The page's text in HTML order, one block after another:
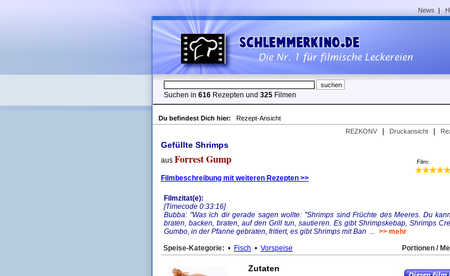
News |
Suchen in 616 Rezepten und 325 Filmen
Du befindest Dich hier:
Rezept-Ansicht
REZKONV
Druckansicht
Gefüllte Shrimps
aus Forrest Gump
Filmbeschreibung mit weiteren Rezepten >>
Film:
Filmzitat(e):
[Timecode 0:33:16]
Bubba: "Was ich dir gerade sagen wollte: "Shrimps sind Früchte des Meeres. Du
braten, backen, braten, auf den Grill tun, sautieren. Es gibt Shrimpskebap, Shrimps
Gumbo, in der Pfanne gebraten, fritiert, es gibt Shrimps mit Ban ... >> mehr
Speise-Kategorie: • Fisch • Vorspeise Portionen /
Zutaten